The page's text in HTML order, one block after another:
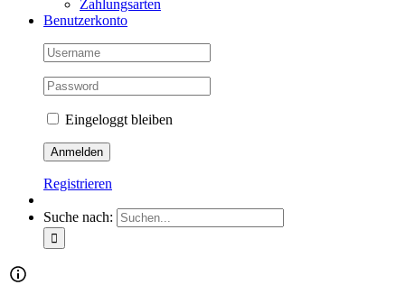
Zahlungsarten
Benutzerkonto
Eingeloggt bleiben
Registrieren
Suche nach: